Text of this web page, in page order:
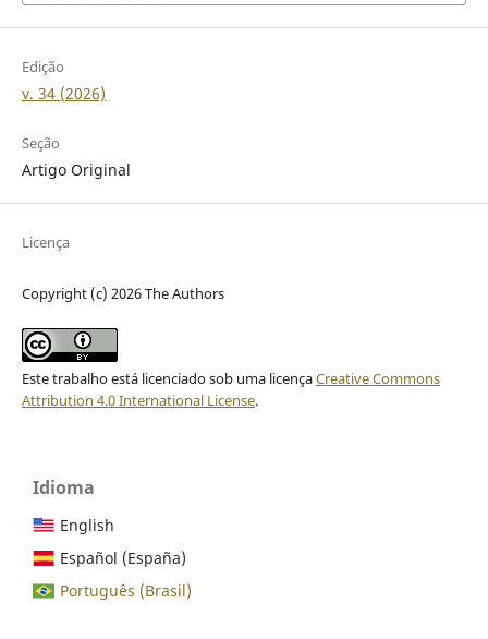
Edição
v. 34 (2026)
Seção
Artigo Original
Licença
Copyright (c) 2026 The Authors
Este trabalho está licenciado sob uma licençaCreative Commons
Attribution 4.0 International License.
Idioma
English
Español (España)
Português (Brasil)